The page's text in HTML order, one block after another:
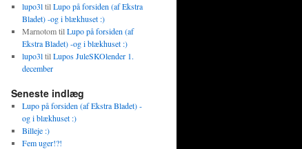
lupo3ltilLupo på forsiden (af Ekstra
Bladet) -og i blækhuset :)
MarnotomtilLupo på forsiden (af
Ekstra Bladet) -og i blækhuset :)
lupo3ltilLupos JuleSKOlender 1.
december
Seneste indlæg
Lupo på forsiden (af Ekstra Bladet) -
og i blækhuset :)
Billeje :)
Fem uger!?!